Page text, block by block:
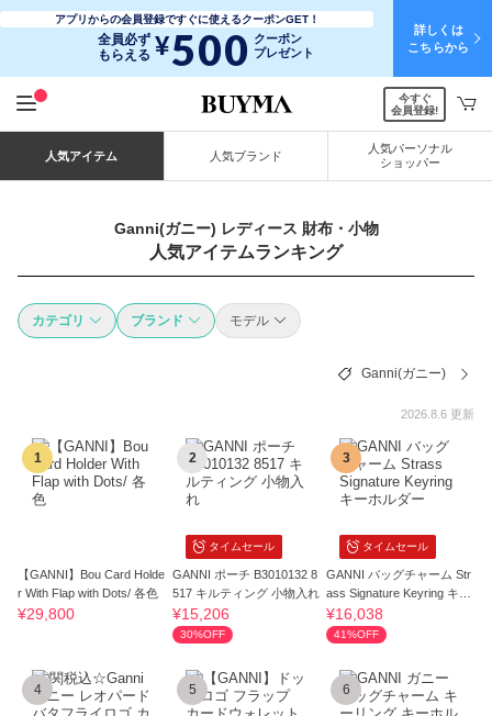
アプリからの会員登録ですぐに使えるクーポンGET！
全員必ず
もらえる ¥500 クーポン
プレゼント
詳しくは
こちらから
今すぐ
会員登録!
人気アイテム 人気ブランド
人気パーソナル
ショッパー
Ganni(ガニー) レディース 財布・小物
人気アイテムランキング
カテゴリ ブランド モデル
Ganni(ガニー)
2026.8.6 更新
1
【GANNI】Bou Card Holde
r With Flap with Dots/ 各色
¥29,800
タイムセール
2
GANNI ポーチ B3010132 8
517 キルティング 小物入れ
¥15,206
30%OFF
タイムセール
3
GANNI バッグチャーム Str
ass Signature Keyring キー
ホルダー
¥16,038
41%OFF
4 5 6